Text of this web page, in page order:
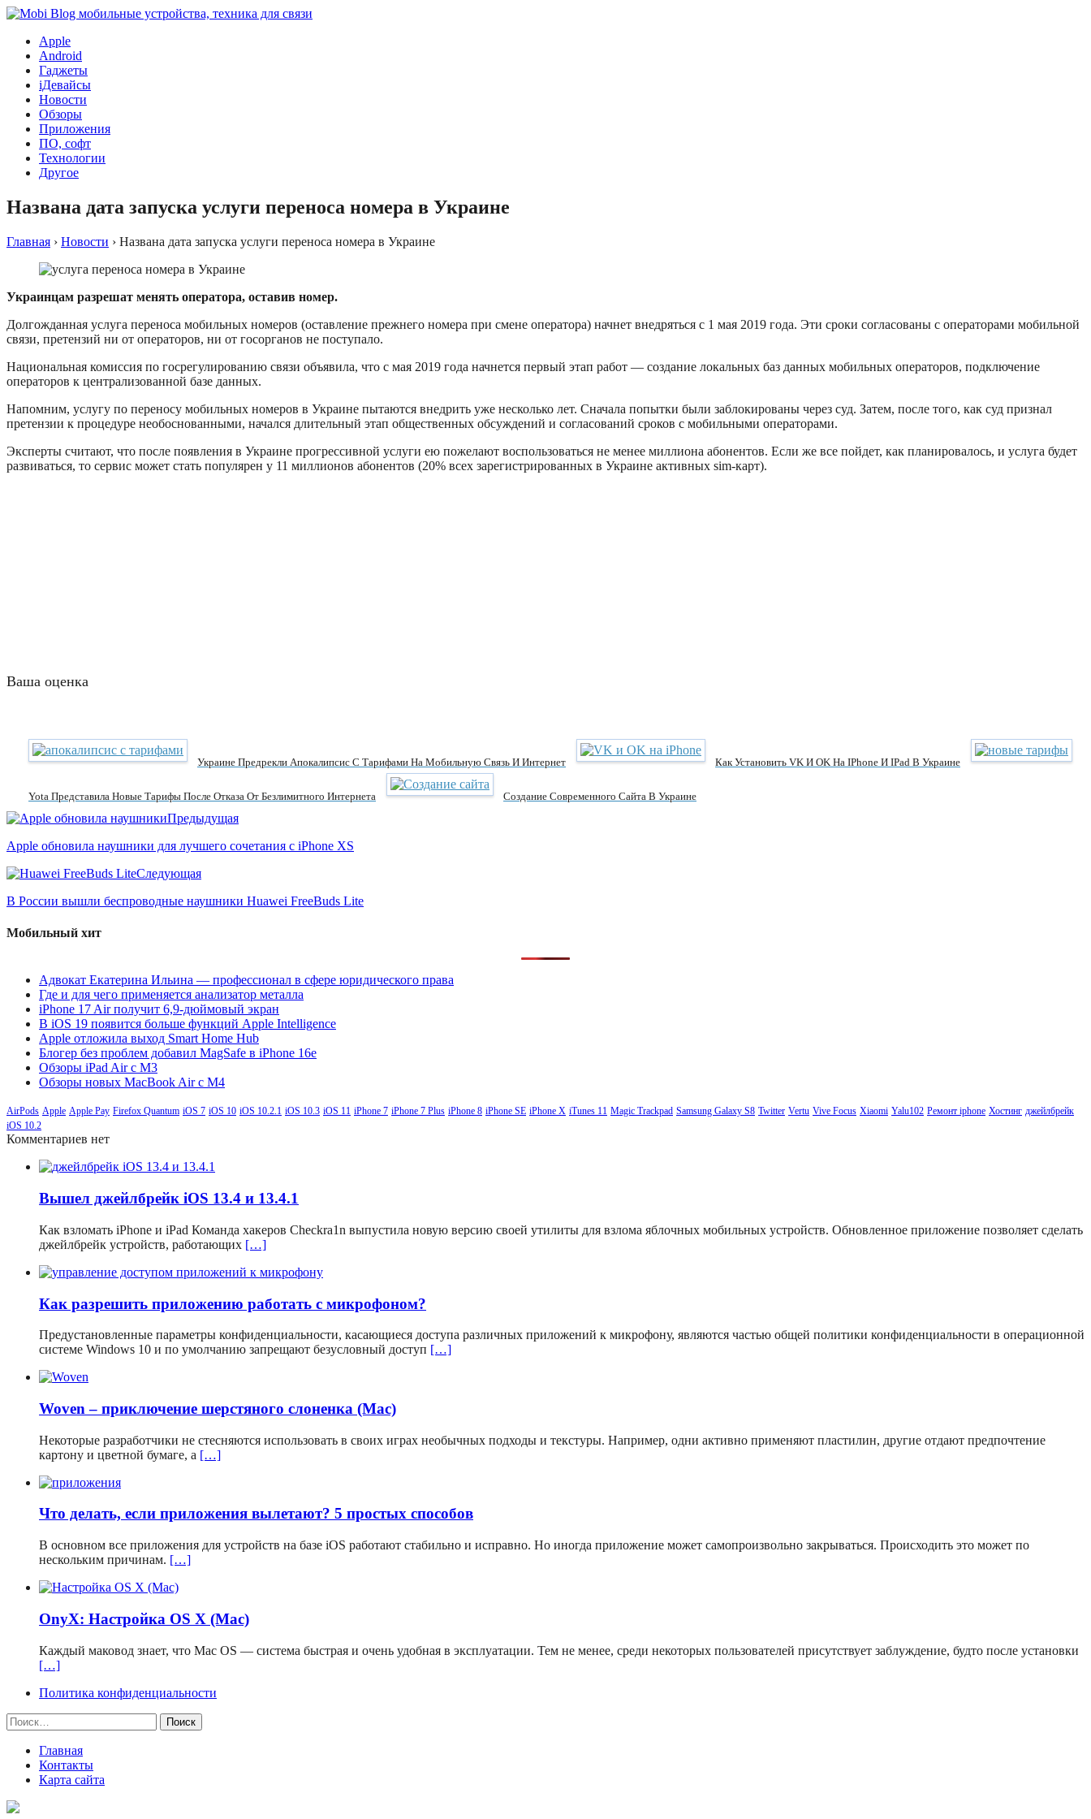
Apple
Android
Гаджеты
iДевайсы
Новости
Обзоры
Приложения
ПО, софт
Технологии
Другое
Названа дата запуска услуги переноса номера в Украине
Главная › Новости › Названа дата запуска услуги переноса номера в Украине
Украинцам разрешат менять оператора, оставив номер.
Долгожданная услуга переноса мобильных номеров (оставление прежнего номера при смене оператора) начнет внедряться с 1 мая 2019 года. Эти сроки согласованы с операторами мобильной
связи, претензий ни от операторов, ни от госорганов не поступало.
Национальная комиссия по госрегулированию связи объявила, что с мая 2019 года начнется первый этап работ — создание локальных баз данных мобильных операторов, подключение
операторов к централизованной базе данных.
Напомним, услугу по переносу мобильных номеров в Украине пытаются внедрить уже несколько лет. Сначала попытки были заблокированы через суд. Затем, после того, как суд признал
претензии к процедуре необоснованными, начался длительный этап общественных обсуждений и согласований сроков с мобильными операторами.
Эксперты считают, что после появления в Украине прогрессивной услуги ею пожелают воспользоваться не менее миллиона абонентов. Если же все пойдет, как планировалось, и услуга будет
развиваться, то сервис может стать популярен у 11 миллионов абонентов (20% всех зарегистрированных в Украине активных sim-карт).
Ваша оценка
Украине Предрекли Апокалипсис С Тарифами На Мобильную Связь И Интернет Как Установить VK И OK На IPhone И IPad В Украине
Yota Представила Новые Тарифы После Отказа От Безлимитного Интернета Создание Современного Сайта В Украине
Предыдущая
Apple обновила наушники для лучшего сочетания с iPhone XS
Следующая
В России вышли беспроводные наушники Huawei FreeBuds Lite
Мобильный хит
Адвокат Екатерина Ильина — профессионал в сфере юридического права
Где и для чего применяется анализатор металла
iPhone 17 Air получит 6,9-дюймовый экран
В iOS 19 появится больше функций Apple Intelligence
Apple отложила выход Smart Home Hub
Блогер без проблем добавил MagSafe в iPhone 16e
Обзоры iPad Air с M3
Обзоры новых MacBook Air с M4
AirPods Apple Apple Pay Firefox Quantum iOS 7 iOS 10 iOS 10.2.1 iOS 10.3 iOS 11 iPhone 7 iPhone 7 Plus iPhone 8 iPhone SE iPhone X iTunes 11 Magic Trackpad Samsung Galaxy S8 Twitter Vertu Vive Focus Xiaomi Yalu102 Ремонт iphone Хостинг джейлбрейк
iOS 10.2
Комментариев нет
Вышел джейлбрейк iOS 13.4 и 13.4.1
Как взломать iPhone и iPad Команда хакеров Checkra1n выпустила новую версию своей утилиты для взлома яблочных мобильных устройств. Обновленное приложение позволяет сделать
джейлбрейк устройств, работающих […]
Как разрешить приложению работать с микрофоном?
Предустановленные параметры конфиденциальности, касающиеся доступа различных приложений к микрофону, являются частью общей политики конфиденциальности в операционной
системе Windows 10 и по умолчанию запрещают безусловный доступ […]
Woven – приключение шерстяного слоненка (Mac)
Некоторые разработчики не стесняются использовать в своих играх необычных подходы и текстуры. Например, одни активно применяют пластилин, другие отдают предпочтение
картону и цветной бумаге, а […]
Что делать, если приложения вылетают? 5 простых способов
В основном все приложения для устройств на базе iOS работают стабильно и исправно. Но иногда приложение может самопроизвольно закрываться. Происходить это может по
нескольким причинам. […]
OnyX: Настройка OS X (Mac)
Каждый маковод знает, что Mac OS — система быстрая и очень удобная в эксплуатации. Тем не менее, среди некоторых пользователей присутствует заблуждение, будто после установки
[…]
Политика конфиденциальности
Найти:
Главная
Контакты
Карта сайта